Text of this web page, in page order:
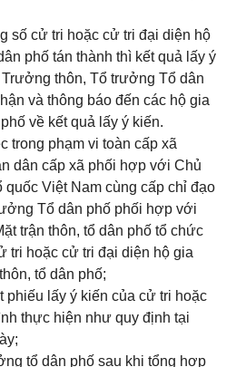
số cử tri hoặc cử tri đại diện hộ
phố tán thành thì kết quả lấy ý
thôn, Tổ trưởng Tổ dân
và thông báo đến các hộ gia
về kết quả lấy ý kiến.
trong phạm vi toàn cấp xã
dân cấp xã phối hợp với Chủ
quốc Việt Nam cùng cấp chỉ đạo
Tổ dân phố phối hợp với
trận thôn, tổ dân phố tổ chức
tri hoặc cử tri đại diện hộ gia
tổ dân phố;
phiếu lấy ý kiến của cử tri hoặc
thực hiện như quy định tại
tổ dân phố sau khi tổng hợp